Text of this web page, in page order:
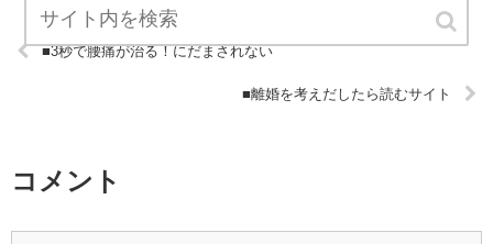
■3秒で腰痛が治る！にだまされない
■離婚を考えだしたら読むサイト
コメント